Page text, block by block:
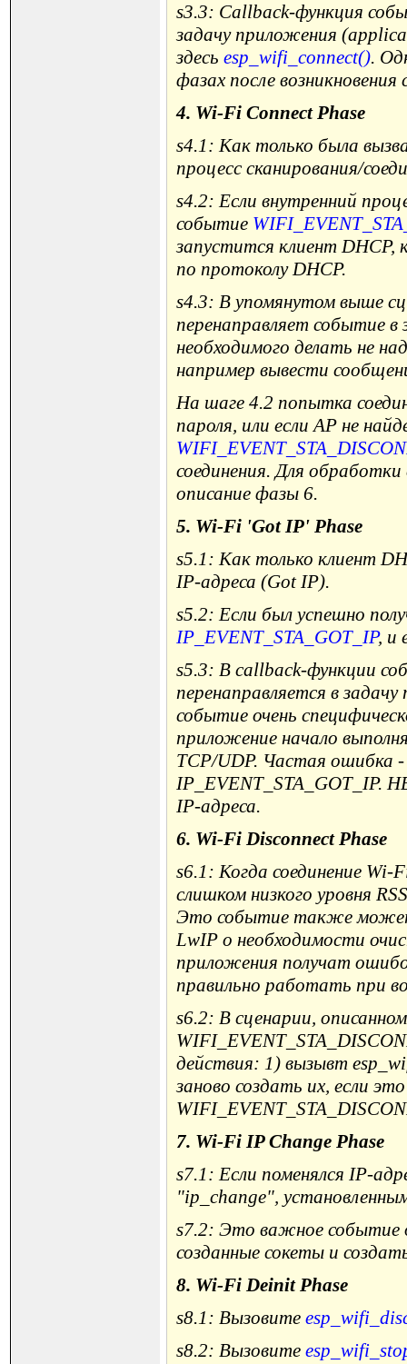
s3.3: Callback-функция
задачу приложения
здесь esp_wifi_connect().
фазах после
4. Wi-Fi Connect Phase
s4.1: Как только была
процесс сканирования/
s4.2: Если внутренний
событие
запустится клиент DHCP,
по протоколу DHCP.
s4.3: В упомянутом выше
перенаправляет событие
необходимого делать не
например вывести
На шаге 4.2 попытка
пароля, или если AP не
соединения. Для
описание фазы 6.
5. Wi-Fi 'Got IP' Phase
s5.1: Как только клиент
IP-адреса (Got IP).
s5.2: Если был успешно
IP_EVENT_STA_GOT_IP, и
s5.3: В callback-функции
перенаправляется в
событие очень
приложение начало
TCP/UDP. Частая ошибка -
IP_EVENT_STA_GOT_IP.
IP-адреса.
6. Wi-Fi Disconnect Phase
s6.1: Когда соединение
слишком низкого уровня
Это событие также может
LwIP о необходимости
приложения получат
правильно работать при
s6.2: В сценарии,
действия: 1) вызывт
заново создать их, если
7. Wi-Fi IP Change Phase
s7.1: Если поменялся IP-
"ip_change",
s7.2: Это важное событие
созданные сокеты и
8. Wi-Fi Deinit Phase
s8.1: Вызовите
s8.2: Вызовите